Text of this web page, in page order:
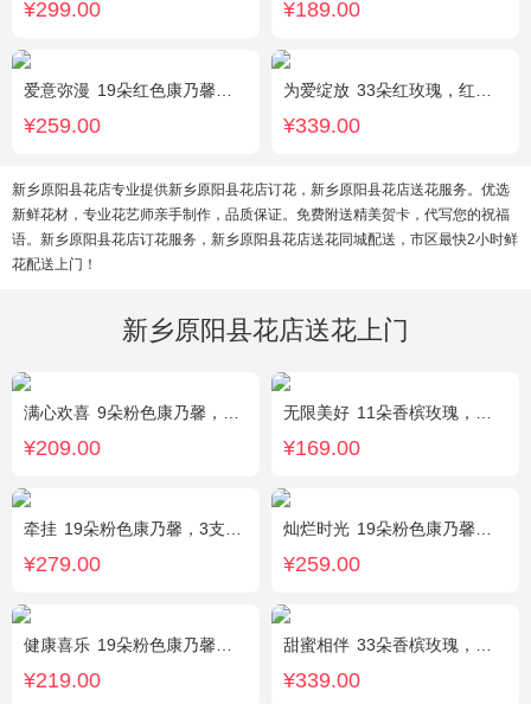
¥299.00 ¥189.00
爱意弥漫 19朵红色康乃馨粉，2枝多头粉百合，黄莺、石竹梅搭配
¥259.00
为爱绽放 33朵红玫瑰，红豆、尤加利绿叶搭配
¥339.00
新乡原阳县花店专业提供新乡原阳县花店订花，新乡原阳县花店送花服务。优选
新鲜花材，专业花艺师亲手制作，品质保证。免费附送精美贺卡，代写您的祝福
语。新乡原阳县花店订花服务，新乡原阳县花店送花同城配送，市区最快2小时鲜
花配送上门！
新乡原阳县花店送花上门
满心欢喜 9朵粉色康乃馨，2朵粉玫瑰，桔梗、满天星、绿叶搭配
¥209.00
无限美好 11朵香槟玫瑰，桔梗、小花、绿叶搭配
¥169.00
牵挂 19朵粉色康乃馨，3支多头粉百合，黄莺搭配
¥279.00
灿烂时光 19朵粉色康乃馨，2支多头粉百合，桔梗、黄莺搭配
¥259.00
健康喜乐 19朵粉色康乃馨，满天星、绿叶搭配
¥219.00
甜蜜相伴 33朵香槟玫瑰，配花、绿叶搭配
¥339.00